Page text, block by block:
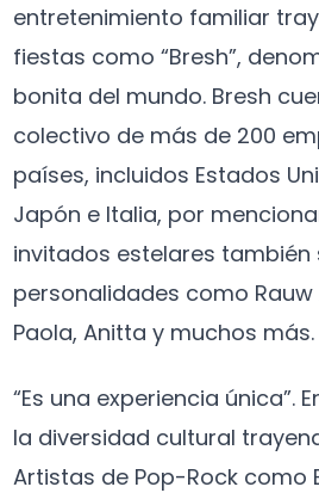
entretenimiento familiar
fiestas como “Bresh”,
bonita del mundo. Bresh
colectivo de más de 200
países, incluidos Estados
Japón e Italia, por
invitados estelares también
personalidades como Rauw
Paola, Anitta y muchos más.
“Es una experiencia única”.
la diversidad cultural
Artistas de Pop-Rock como